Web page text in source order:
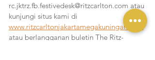
rc.jktrz.fb.festivedesk@ritzcarlton.com atau
kunjungi situs kami di
www.ritzcarltonjakartamegakuningan.com
atau berlangganan buletin The Ritz-